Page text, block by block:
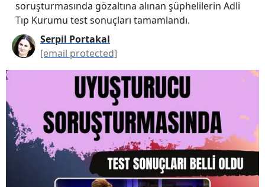
soruşturmasında gözaltına alınan şüphelilerin Adli
Tıp Kurumu test sonuçları tamamlandı.
Serpil Portakal
[email protected]